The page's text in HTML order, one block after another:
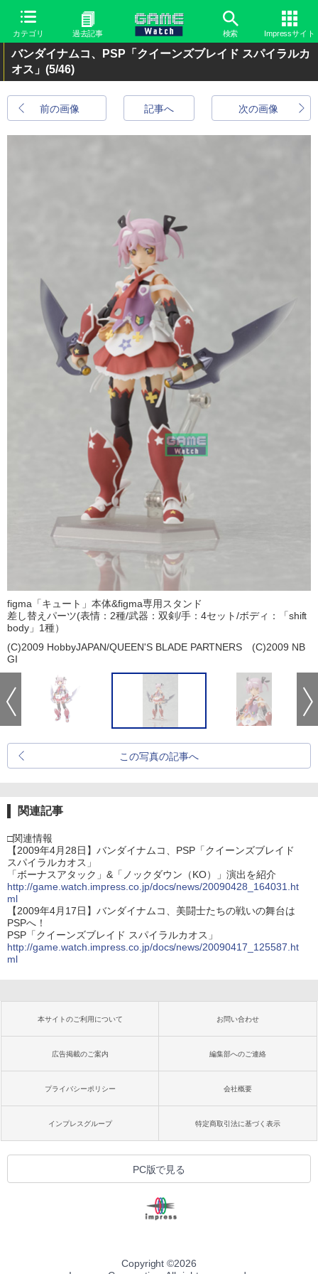
カテゴリ 過去記事 検索 Impressサイト
バンダイナムコ、PSP「クイーンズブレイド スパイラルカ
オス」 (5/46)
前の画像 次の画像
記事へ
figma「キュート」本体&figma専用スタンド
差し替えパーツ(表情：2種/武器：双剣/手：4セット/ボディ：「shift
body」1種）
(C)2009 HobbyJAPAN/QUEEN'S BLADE PARTNERS (C)2009 NB
GI
この写真の記事へ
関連記事
□関連情報
【2009年4月28日】バンダイナムコ、PSP「クイーンズブレイド
スパイラルカオス」
「ボーナスアタック」&「ノックダウン（KO）」演出を紹介
http://game.watch.impress.co.jp/docs/news/20090428_164031.ht
ml
【2009年4月17日】バンダイナムコ、美闘士たちの戦いの舞台は
PSPへ！
PSP「クイーンズブレイド スパイラルカオス」
http://game.watch.impress.co.jp/docs/news/20090417_125587.ht
ml
本サイトのご利用について お問い合わせ
広告掲載のご案内 編集部へのご連絡
プライバシーポリシー 会社概要
インプレスグループ 特定商取引法に基づく表示
PC版で見る
Copyright ©2026